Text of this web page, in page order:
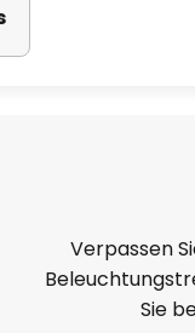
/ Kompatibilität
mit vorhandenem
passender
Verpassen
Sie